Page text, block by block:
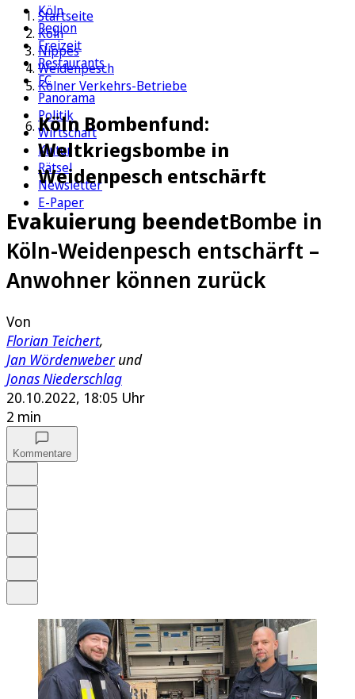
Köln
Region
Freizeit
Restaurants
FC
Panorama
Politik
Wirtschaft
Kultur
Rätsel
Newsletter
E-Paper
Startseite
Köln
Nippes
Weidenpesch
Kölner Verkehrs-Betriebe
Köln Bombenfund:
Weltkriegsbombe in
Weidenpesch entschärft
Evakuierung beendetBombe in
Köln-Weidenpesch entschärft –
Anwohner können zurück
Von
Florian Teichert,
Jan Wördenweberund
Jonas Niederschlag
20.10.2022, 18:05 Uhr
2 min
Kommentare